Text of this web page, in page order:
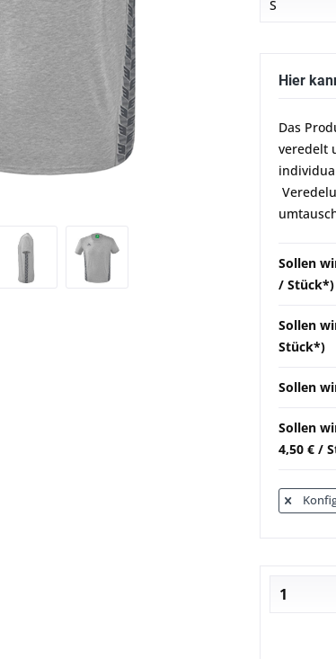
Hier
Das
veredelt
Sollen
/ Stück*)
Sollen
Stück*)
Sollen
Sollen
4,50 € /